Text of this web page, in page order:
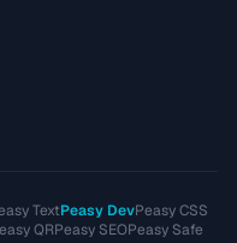
TextPeasy DevPeasy CSS
QRPeasy SEOPeasy Safe